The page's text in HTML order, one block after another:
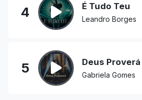
4 É Tudo Teu
Leandro Borges
5 Deus Proverá
Gabriela Gomes